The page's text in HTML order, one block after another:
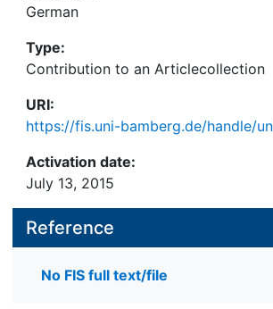
German
Type:
Contribution to an Articlecollection
URI:
https://fis.uni-bamberg.de/handle/
Activation date:
July 13, 2015
Reference
No FIS full text/file